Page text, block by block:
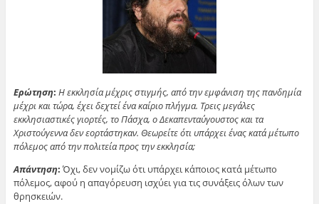
Ερώτηση: Η εκκλησία μέχρις στιγμής, από την εμφάνιση της πανδημία
μέχρι και τώρα, έχει δεχτεί ένα καίριο πλήγμα. Τρεις μεγάλες
εκκλησιαστικές γιορτές, το Πάσχα, ο Δεκαπενταύγουστος και τα
Χριστούγεννα δεν εορτάστηκαν. Θεωρείτε ότι υπάρχει ένας κατά μέτωπο
πόλεμος από την πολιτεία προς την εκκλησία;
Απάντηση: Όχι, δεν νομίζω ότι υπάρχει κάποιος κατά μέτωπο
πόλεμος, αφού η απαγόρευση ισχύει για τις συνάξεις όλων των
θρησκειών.